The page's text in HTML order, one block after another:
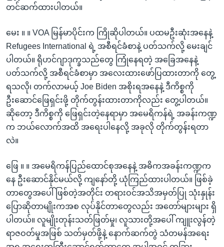
တင်ဆက်ထားပါတယ်။
မေး ။ ။ VOA မြန်မာပိုင်းက ကြိုဆိုပါတယ်။ ပထမဦးဆုံးအနေနဲ့
Refugees International ရဲ့ အစီရင်ခံစာနဲ့ ပတ်သက်လို့ မေးချင်
ပါတယ်။ ရိုဟင်ဂျာဒုက္ခသည်တွေ ကြုံနေရတဲ့ အခြေအနေနဲ့
ပတ်သက်လို့ အစီရင်ခံစာမှာ အလေးထားဖော်ပြထားတာကို တွေ့
ရသလို၊ တက်လာမယ့် Joe Biden အစိုးရအနေနဲ့ ဒီကိစ္စကို
ဦးဆောင်ဖြေရှင်းဖို့ တိုက်တွန်းထားတာကိုလည်း တွေ့ပါတယ်။
ဆိုတော့ ဒီကိစ္စကို ဖြေရှင်းတဲ့နေရာမှာ အမေရိကန်ရဲ့ အခန်းကဏ္ဍ
က ဘယ်လောက်အထိ အရေးပါနေလို့ အခုလို တိုက်တွန်းရတာ
လဲ။
ဖြေ ။ ။ အမေရိကန်ပြည်ထောင်စုအနေနဲ့ အဓိကအခန်းကဏ္ဍက
နေ ဦးဆောင်နိုင်မယ်လို့ ကျနော်တို့ ယုံကြည်ထားပါတယ်။ ဖြစ်ခဲ့
တာတွေအပေါ် ဖြစ်တဲ့အတိုင်း တရားဝင်အသိအမှတ်ပြု သုံးနှုန်း
ပြောဆိုတာမျိုးကအစ လုပ်နိုင်တာတွေလည်း အတော်များများ ရှိ
ပါတယ်။ လူမျိုးတုန်းသတ်ဖြတ်မှု၊ လူသားတို့အပေါ် ကျူးလွန်တဲ့
ရာဇဝတ်မှုအဖြစ် သတ်မှတ်ဖို့နဲ့ နောက်ဆက်တွဲ သံတမန်အရေး